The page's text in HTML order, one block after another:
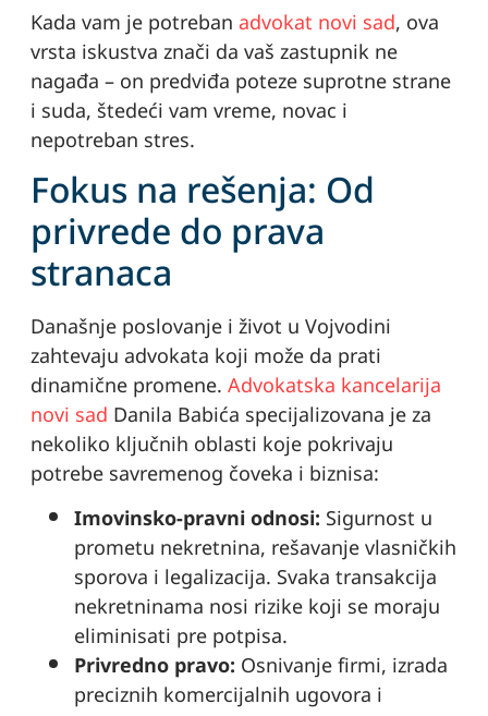
Kada vam je potrebanadvokat novi sad, ova
vrsta iskustva znači da vaš zastupnik ne
nagađa – on predviđa poteze suprotne strane
i suda, štedeći vam vreme, novac i
nepotreban stres.
Fokus na rešenja: Od
privrede do prava
stranaca
Današnje poslovanje i život u Vojvodini
zahtevaju advokata koji može da prati
dinamične promene.Advokatska kancelarija
novi sadDanila Babića specijalizovana je za
nekoliko ključnih oblasti koje pokrivaju
potrebe savremenog čoveka i biznisa:
Imovinsko-pravni odnosi:Sigurnost u
prometu nekretnina, rešavanje vlasničkih
sporova i legalizacija. Svaka transakcija
nekretninama nosi rizike koji se moraju
eliminisati pre potpisa.
Privredno pravo:Osnivanje firmi, izrada
preciznih komercijalnih ugovora i